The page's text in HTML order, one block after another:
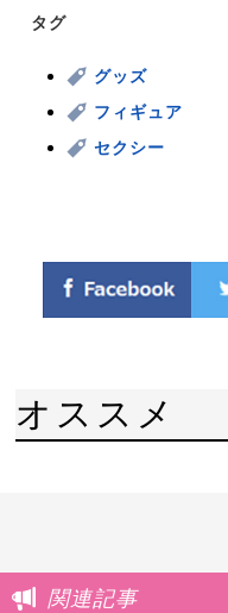
タグ
グッズ
フィギュア
セクシー
オススメ
関連記事